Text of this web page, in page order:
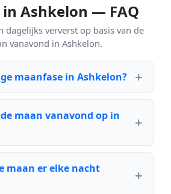
Ashkelon — FAQ
ververst op basis van de
vanavond in Ashkelon.
maanfase in Ashkelon?
maan vanavond op in
maan er elke nacht